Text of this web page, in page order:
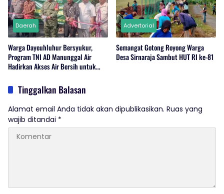
Daerah
Warga Dayeuhluhur Bersyukur,
Program TNI AD Manunggal Air
Hadirkan Akses Air Bersih untuk
Advertorial
Semangat Gotong Royong Warga
Desa Sirnaraja Sambut HUT RI ke-81
Tinggalkan Balasan
Alamat email Anda tidak akan dipublikasikan. Ruas yang
wajib ditandai *